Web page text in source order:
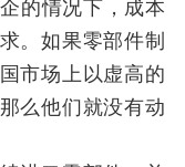
的情况下，成本
。如果零部件制
市场上以虚高的
么他们就没有动